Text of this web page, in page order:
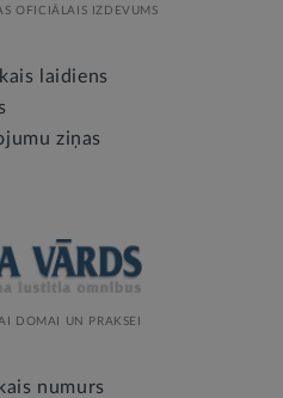
OFICIĀLAIS IZDEVUMS
laidiens
ziņas
DOMAI UN PRAKSEI
numurs